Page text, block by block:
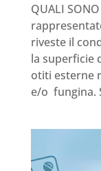
QUALI
riveste il
la superficie
otiti esterne
e/o fungina.